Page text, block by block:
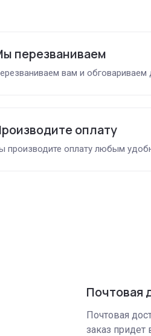
перезваниваем
вам и обговариваем
оплату
производите оплату любым
Почтовая
Почтовая
заказ придет